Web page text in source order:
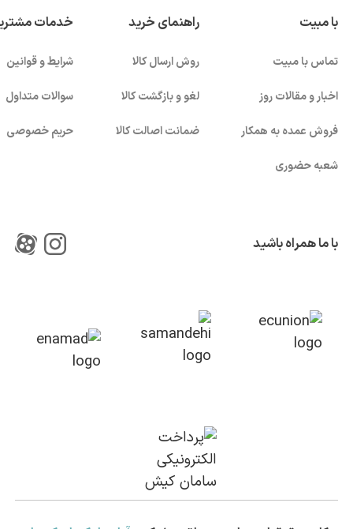
با مبیت
تماس با مبیت
اخبار و مقالات روز
فروش عمده به همکار
شعبه حضوری
راهنمای خرید
روش ارسال کالا
لغو و بازگشت کالا
ضمانت اصالت کالا
خدمات
شرایط و قوانین
سوالات متداول
حریم خصوصی
با ما همراه باشید